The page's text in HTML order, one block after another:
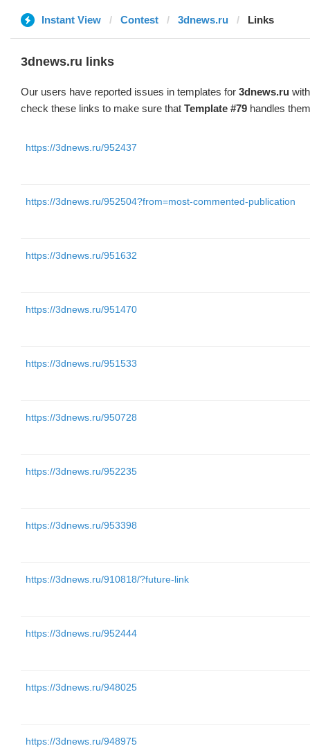
Instant View Contest 3dnews.ru Links
3dnews.ru links
Our users have reported issues in templates for 3dnews.ru
check these links to make sure that Template #79 handles
https://3dnews.ru/952437
https://3dnews.ru/952504?from=most-commented-publication
https://3dnews.ru/951632
https://3dnews.ru/951470
https://3dnews.ru/951533
https://3dnews.ru/950728
https://3dnews.ru/952235
https://3dnews.ru/953398
https://3dnews.ru/910818/?future-link
https://3dnews.ru/952444
https://3dnews.ru/948025
https://3dnews.ru/948975